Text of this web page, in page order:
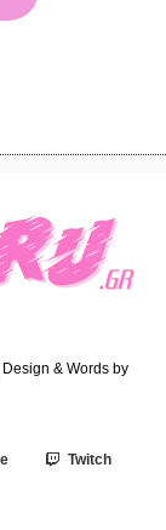
| Design & Words by
Twitch